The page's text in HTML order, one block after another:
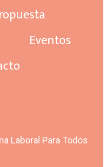
Eventos
Laboral Para Todos